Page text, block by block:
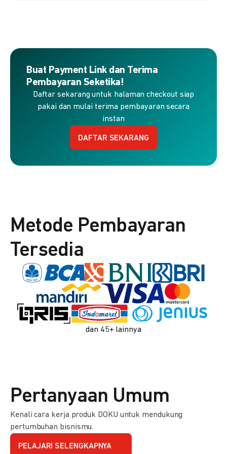
Buat Payment Link dan Terima
Pembayaran Seketika!
Daftar sekarang untuk halaman checkout siap
pakai dan mulai terima pembayaran secara
instan
DAFTAR SEKARANG
Metode Pembayaran
Tersedia
dan 45+ lainnya
Pertanyaan Umum
Kenali cara kerja produk DOKU untuk mendukung
pertumbuhan bisnismu.
PELAJARI SELENGKAPNYA